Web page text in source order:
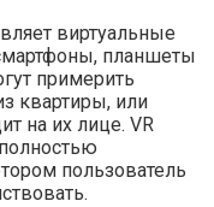
виртуальные
планшеты
примерить
квартиры, или
на их лице. VR
пользователь